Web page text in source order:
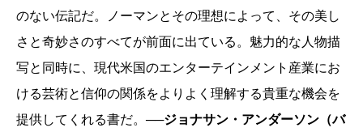
のない伝記だ。ノーマンとその理想によって、その美し
さと奇妙さのすべてが前面に出ている。魅力的な人物描
写と同時に、現代米国のエンターテインメント産業にお
ける芸術と信仰の関係をよりよく理解する貴重な機会を
提供してくれる書だ。 ──ジョナサン・アンダーソン（バ